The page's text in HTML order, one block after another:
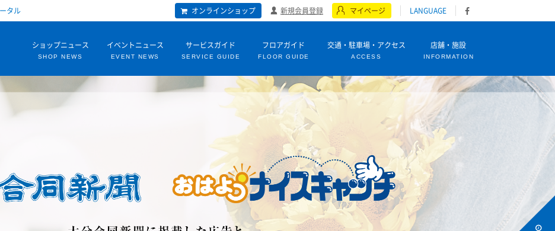
タル オンラインショップ 新規会員登録 マイページ LANGUAGE
ショップニュース
SHOP NEWS
イベントニュース
EVENT NEWS
サービスガイド
SERVICE GUIDE
フロアガイド
FLOOR GUIDE
交通・駐車場・アクセス
ACCESS
店舗・施設
INFORMATION